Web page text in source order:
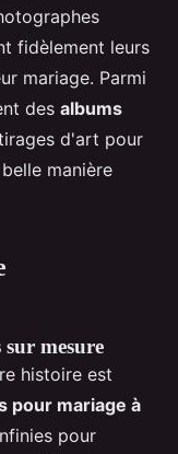
fidèlement leurs
mariage. Parmi
des albums
d'art pour
manière
mesure
histoire est
pour mariage à
pour